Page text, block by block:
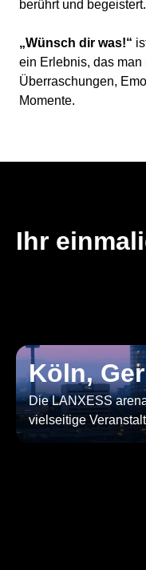
berührt und begeistert.
„Wünsch dir was!“
ein Erlebnis, das
Überraschungen,
Momente.
Ihr
Köln,
Die LANXESS
vielseitige